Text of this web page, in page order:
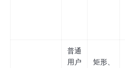
普通
用户
矩形、